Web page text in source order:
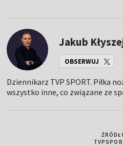
Jakub
OBSERWUJ
Dziennikarz TVP SPORT. Piłka
wszystko inne, co związane ze